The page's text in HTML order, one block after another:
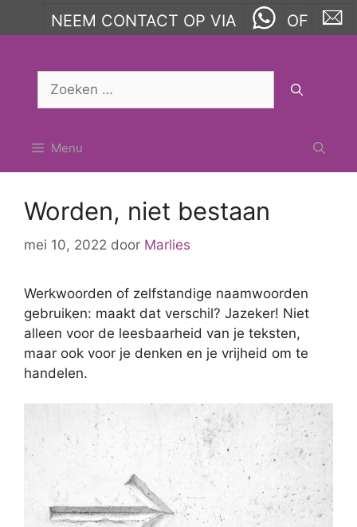
NEEM CONTACT OP VIA OF
Zoek
Menu
Worden, niet bestaan
mei 10, 2022 door Marlies
Werkwoorden of zelfstandige naamwoorden
gebruiken: maakt dat verschil? Jazeker! Niet
alleen voor de leesbaarheid van je teksten,
maar ook voor je denken en je vrijheid om te
handelen.